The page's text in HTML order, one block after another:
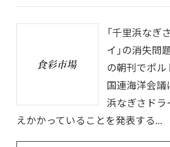
「千里浜なぎ
イ」の消失
の朝刊でポル
国連海洋会議
浜なぎさドラ
えかかっていることを発表する...